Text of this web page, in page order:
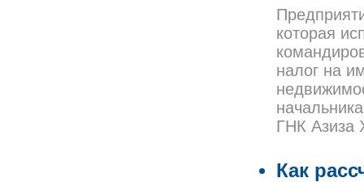
которая
налог на
ГНК
Как